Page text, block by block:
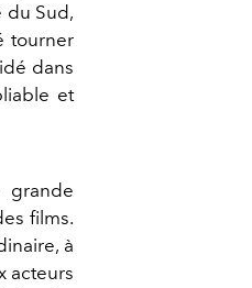
du Sud,
tourner
dans
et
films.
à
acteurs